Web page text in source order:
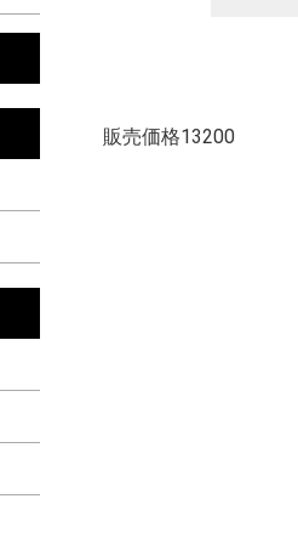
販売価格13200